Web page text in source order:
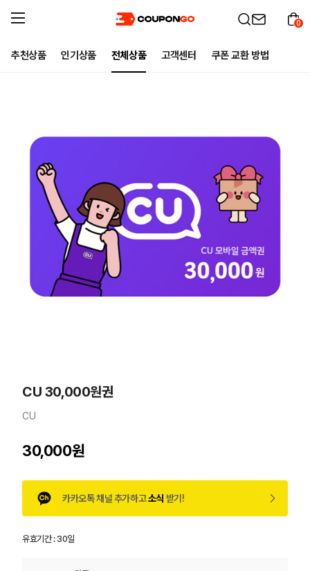
추천상품 인기상품 전체상품 고객센터 쿠폰 교환 방법
0
CU 30,000원권
CU
30,000원
카카오톡 채널 추가하고소식 받기!
유효기간 :30일